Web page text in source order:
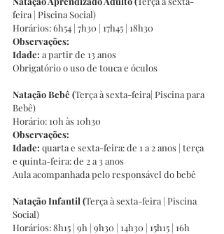
feira | Piscina Social)
Horários: 6h54 | 7h30 | 17h45 | 18h30
Observações:
Idade: a partir de 13 anos
Obrigatório o uso de touca e óculos
Natação Bebê (Terça à sexta-feira| Piscina para
Bebê)
Horário: 10h às 10h30
Observações:
Idade: quarta e sexta-feira: de 1 a 2 anos | terça
e quinta-feira: de 2 a 3 anos
Aula acompanhada pelo responsável do bebê
Natação Infantil (Terça à sexta-feira | Piscina
Social)
Horários: 8h15 | 9h | 9h30 | 14h30 | 15h15 | 16h